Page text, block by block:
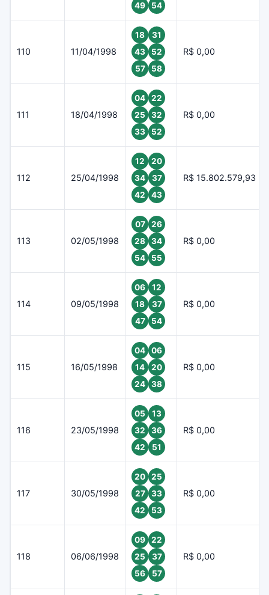
49
54
110 11/04/1998
18
31
43
52
57
58
R$ 0,00
111 18/04/1998
04
22
25
32
33
52
R$ 0,00
112 25/04/1998
12
20
34
37
42
43
R$ 15.802.579,93
113 02/05/1998
07
26
28
34
54
55
R$ 0,00
114 09/05/1998
06
12
18
37
47
54
R$ 0,00
115 16/05/1998
04
06
14
20
24
38
R$ 0,00
116 23/05/1998
05
13
32
36
42
51
R$ 0,00
117 30/05/1998
20
25
27
33
42
53
R$ 0,00
118 06/06/1998
09
22
25
37
56
57
R$ 0,00